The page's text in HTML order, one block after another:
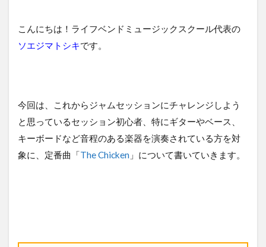
こんにちは！ライフベンドミュージックスクール代表の
ソエジマトシキです。
今回は、これからジャムセッションにチャレンジしよう
と思っているセッション初心者、特にギターやベース、
キーボードなど音程のある楽器を演奏されている方を対
象に、定番曲「The Chicken 」について書いていきます。